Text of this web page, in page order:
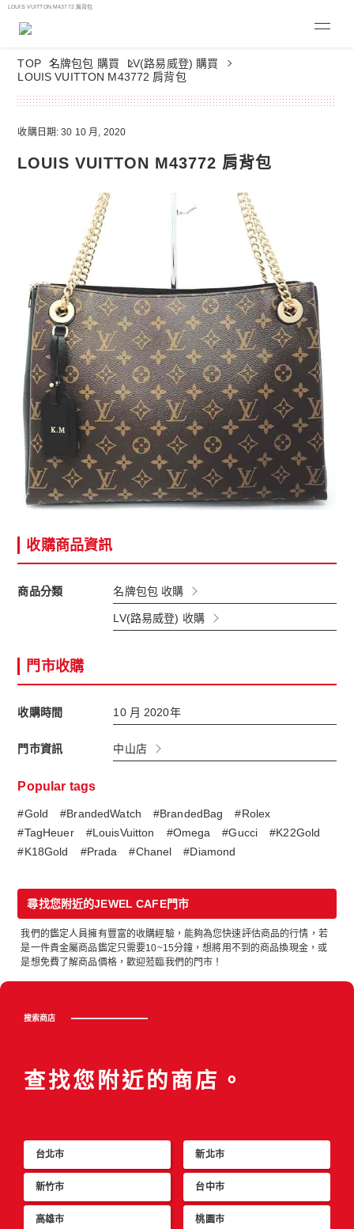
LOUIS VUITTON M43772 肩背包
TOP 名牌包包 購買
LV(路易威登) 購買
LOUIS VUITTON M43772 肩背包
收購日期: 30 10 月, 2020
LOUIS VUITTON M43772 肩背包
收購商品資訊
商品分類 名牌包包 收購
LV(路易威登) 收購
門市收購
收購時間 10 月 2020年
門市資訊 中山店
Popular tags
#Gold #BrandedWatch #BrandedBag
#Rolex
#TagHeuer
#LouisVuitton #Omega #Gucci
#K22Gold
#K18Gold
#Prada #Chanel #Diamond
尋找您附近的JEWEL CAFE門市
我們的鑑定人員擁有豐富的收購經驗，能夠為您快速評估商品的行情，若
是一件貴金屬商品鑑定只需要10~15分鐘，想將用不到的商品換現金，或
是想免費了解商品價格，歡迎蒞臨我們的門市！
搜索商店
查找您附近的商店。
台北市 新北市
新竹市 台中市
高雄市 桃園市